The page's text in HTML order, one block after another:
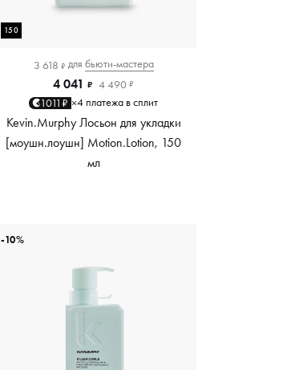
150
3 618 ₽ для бьюти-мастера
4 041 ₽ 4 490 ₽
1011₽ ×4 платежа в сплит
Kevin.Murphy Лосьон для укладки
[моушн.лоушн] Motion.Lotion, 150
мл
-10%